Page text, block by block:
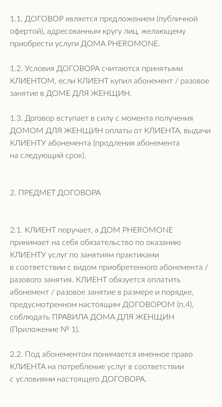
1.1. ДОГОВОР является предложением (публичной
офертой), адресованным кругу лиц, желающему
приобрести услуги ДОМА PHEROMONE.
1.2. Условия ДОГОВОРА считаются принятыми
КЛИЕНТОМ, если КЛИЕНТ купил абонемент / разовое
занятие в ДОМЕ ДЛЯ ЖЕНЩИН.
1.3. Договор вступает в силу с момента получения
ДОМОМ ДЛЯ ЖЕНЩИН оплаты от КЛИЕНТА, выдачи
КЛИЕНТУ абонемента (продления абонемента
на следующий срок).
2. ПРЕДМЕТ ДОГОВОРА
2.1. КЛИЕНТ поручает, а ДОМ PHEROMONE
принимает на себя обязательство по оказанию
КЛИЕНТУ услуг по занятиям практиками
в соответствии с видом приобретенного абонемента /
разового занятия. КЛИЕНТ обязуется оплатить
абонемент / разовое занятие в размере и порядке,
предусмотренном настоящим ДОГОВОРОМ (п.4),
соблюдать ПРАВИЛА ДОМА ДЛЯ ЖЕНЩИН
(Приложение № 1).
2.2. Под абонементом понимается именное право
КЛИЕНТА на потребление услуг в соответствии
с условиями настоящего ДОГОВОРА.